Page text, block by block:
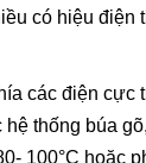
có hiệu điện
các điện cực
thống búa
100°C hoặc